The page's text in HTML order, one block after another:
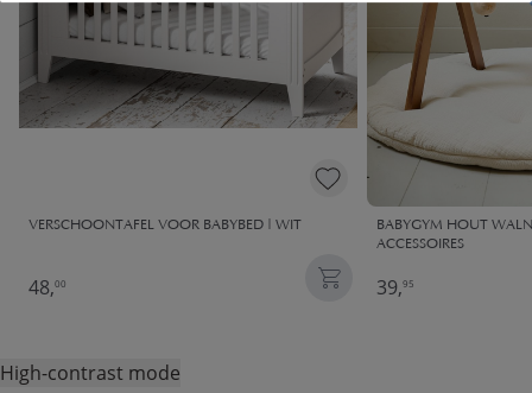
VERSCHOONTAFEL VOOR BABYBED | WIT
48,00
BABYGYM HOUT
ACCESSOIRES
39,95
High-contrast mode